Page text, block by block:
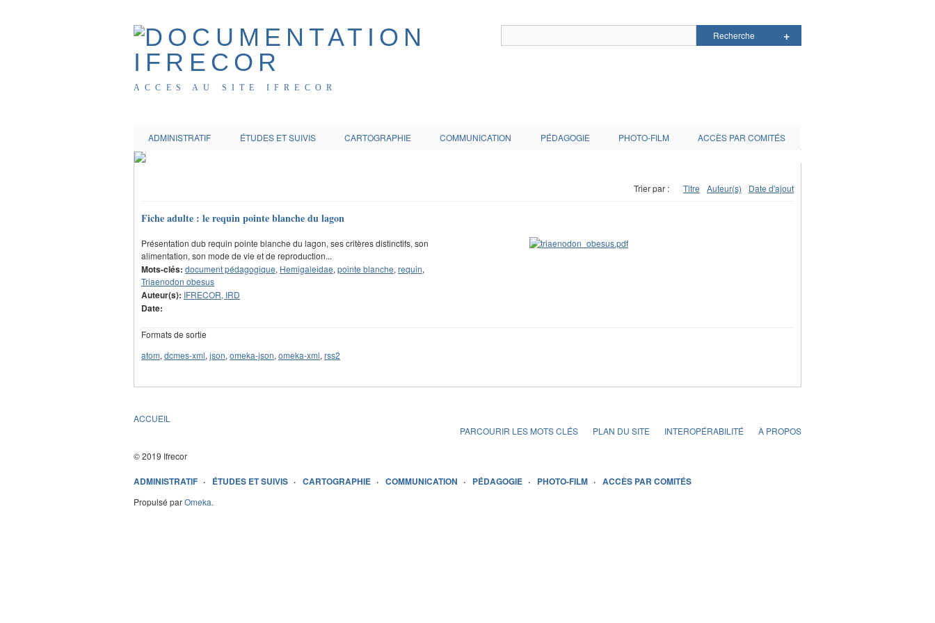
ACCES AU SITE IFRECOR
ADMINISTRATIF ÉTUDES ET SUIVIS CARTOGRAPHIE COMMUNICATION PÉDAGOGIE PHOTO-FILM ACCÈS PAR COMITÉS
Trier par : Titre Auteur(s) Date d'ajout
Fiche adulte : le requin pointe blanche du lagon
Présentation dub requin pointe blanche du lagon, ses critères distinctifs, son
alimentation, son mode de vie et de reproduction...
Mots-clés: document pédagogique, Hemigaleidae, pointe blanche, requin,
Triaenodon obesus
Auteur(s): IFRECOR, IRD
Date:
Formats de sortie
atom, dcmes-xml, json, omeka-json, omeka-xml, rss2
ACCUEIL
PARCOURIR LES MOTS CLÉS
PLAN DU SITE INTEROPÉRABILITÉ À PROPOS
© 2019 Ifrecor
ADMINISTRATIF ÉTUDES ET SUIVIS CARTOGRAPHIE COMMUNICATION PÉDAGOGIE PHOTO-FILM ACCÈS PAR COMITÉS
Propulsé parOmeka.